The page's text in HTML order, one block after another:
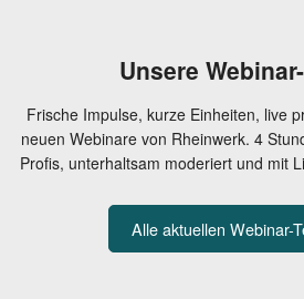
Unsere
Frische Impulse, kurze Einheiten, live
neuen Webinare von Rheinwerk. 4
Profis, unterhaltsam moderiert und mit
Alle aktuellen Webinar-